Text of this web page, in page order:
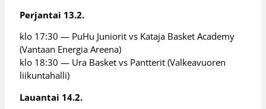
Perjantai 13.2.
klo 17:30 — PuHu Juniorit vs Kataja Basket Academy
(Vantaan Energia Areena)
klo 18:30 — Ura Basket vs Pantterit (Valkeavuoren
liikuntahalli)
Lauantai 14.2.